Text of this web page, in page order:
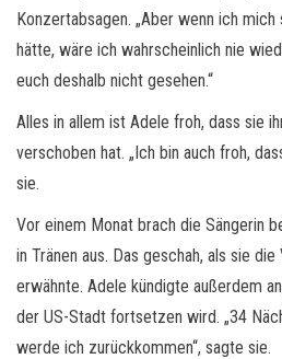
Konzertabsagen. „Aber wenn ich
hätte, wäre ich wahrscheinlich nie
euch deshalb nicht gesehen.“
Alles in allem ist Adele froh, dass sie
verschoben hat. „Ich bin auch froh,
sie.
Vor einem Monat brach die Sängerin
in Tränen aus. Das geschah, als sie
erwähnte. Adele kündigte außerdem
der US-Stadt fortsetzen wird. „34
werde ich zurückkommen“, sagte sie.